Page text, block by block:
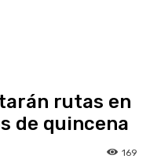
rutas en
de quincena
169